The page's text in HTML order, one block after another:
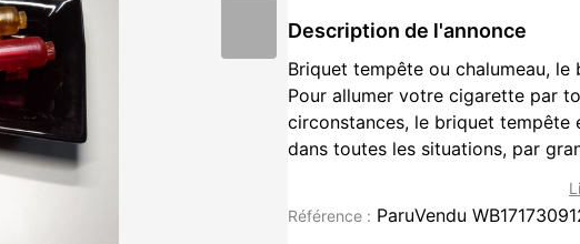
Description de l'annonce
Briquet tempête ou chalumeau,
Pour allumer votre cigarette par
circonstances, le briquet
dans toutes les situations, par
n'importe quoi en peu de temps
tempete gaz est rechargeable.
Référence : ParuVendu